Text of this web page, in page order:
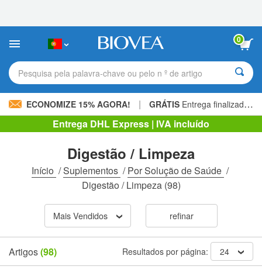
site
um
de
acessibilidade.
0
Pesquisa pela palavra-chave ou pelo n º de artigo
ECONOMIZE 15% AGORA! | GRÁTIS Entrega finalizada 60,00 € »
Entrega DHL Express | IVA incluído
Digestão / Limpeza
Início /Suplementos /Por Solução de Saúde /
Digestão / Limpeza(98)
Mais Vendidos refinar
Artigos(98) Resultados por página: 24